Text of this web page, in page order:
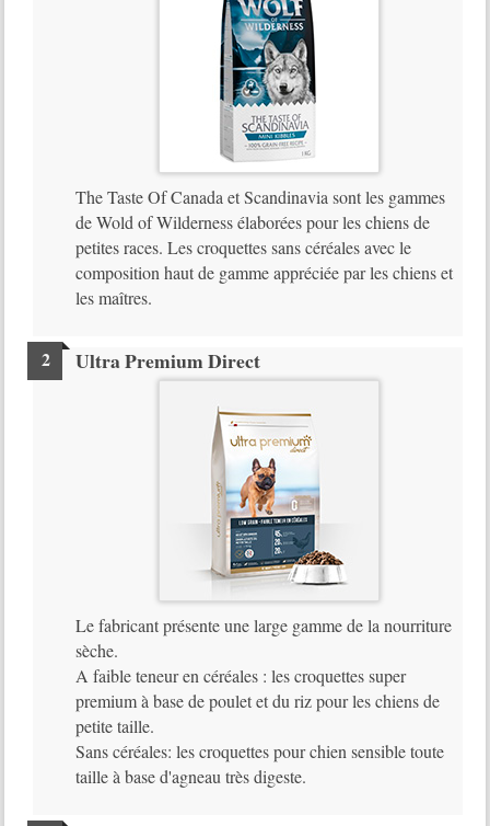
The Taste Of Canada et Scandinavia sont les gammes
de Wold of Wilderness élaborées pour les chiens de
petites races. Les croquettes sans céréales avec le
composition haut de gamme appréciée par les chiens et
les maîtres.
Ultra Premium Direct
Le fabricant présente une large gamme de la nourriture
sèche.
A faible teneur en céréales : les croquettes super
premium à base de poulet et du riz pour les chiens de
petite taille.
Sans céréales: les croquettes pour chien sensible toute
taille à base d'agneau très digeste.